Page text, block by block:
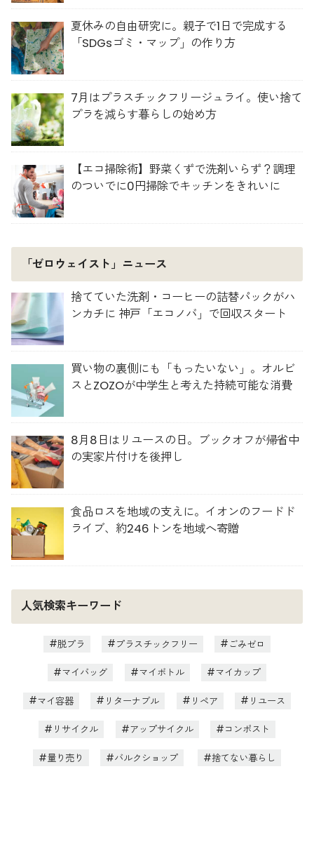
夏休みの自由研究に。親子で1日で完成する
「SDGsゴミ・マップ」の作り方
7月はプラスチックフリージュライ。使い捨て
プラを減らす暮らしの始め方
【エコ掃除術】野菜くずで洗剤いらず？調理
のついでに0円掃除でキッチンをきれいに
「ゼロウェイスト」ニュース
捨てていた洗剤・コーヒーの詰替パックがハ
ンカチに 神戸「エコノバ」で回収スタート
買い物の裏側にも「もったいない」。オルビ
スとZOZOが中学生と考えた持続可能な消費
8月8日はリユースの日。ブックオフが帰省中
の実家片付けを後押し
食品ロスを地域の支えに。イオンのフードド
ライブ、約246トンを地域へ寄贈
人気検索キーワード
脱プラ プラスチックフリー ごみゼロ
マイバッグ マイボトル マイカップ
マイ容器 リターナブル リペア リユース
リサイクル アップサイクル コンポスト
量り売り バルクショップ 捨てない暮らし